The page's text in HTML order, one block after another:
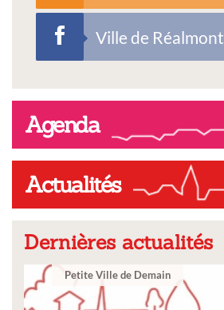
Ville de Réalmont
Agenda
Actualités
Dernières actualités